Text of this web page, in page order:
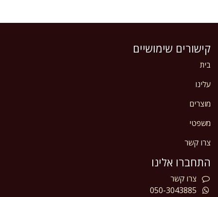
קישורים שימושיים
בית
עלינו
מוצרים
משפטי
צרו קשר
התחברו אלינו
צרו קשר
050-3043885